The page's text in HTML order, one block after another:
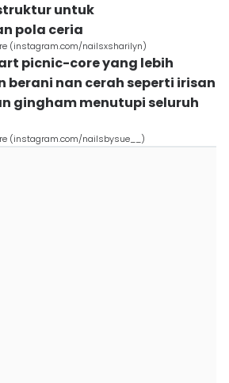
untuk
pola ceria
(instagram.com/nailsxsharilyn)
picnic-core yang lebih
berani nan cerah seperti irisan
gingham menutupi seluruh
(instagram.com/nailsbysue__)